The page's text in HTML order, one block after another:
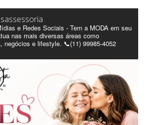
e Redes Sociais - Tem a MODA em seu
nas mais diversas áreas como
negócios e lifestyle. 📞(11) 99985-4052